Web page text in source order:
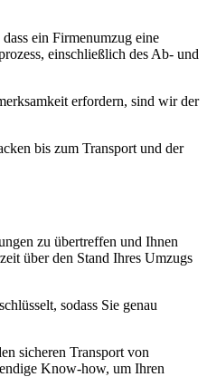
ein Firmenumzug eine
einschließlich des Ab- und
erfordern, sind wir der
bis zum Transport und der
zu übertreffen und Ihnen
über den Stand Ihres Umzugs
sodass Sie genau
sicheren Transport von
Know-how, um Ihren